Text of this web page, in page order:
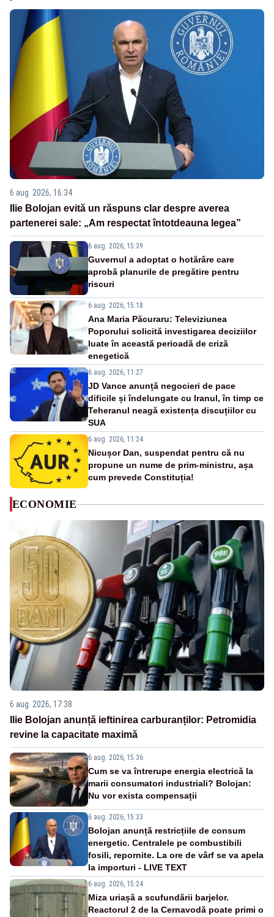
6 aug. 2026, 16:34
Ilie Bolojan evită un răspuns clar despre averea
partenerei sale: „Am respectat întotdeauna legea”
6 aug. 2026, 15:39
Guvernul a adoptat o hotărâre care
aprobă planurile de pregătire pentru
riscuri
6 aug. 2026, 15:18
Ana Maria Păcuraru: Televiziunea
Poporului solicită investigarea deciziilor
luate în această perioadă de criză
enegetică
6 aug. 2026, 11:27
JD Vance anunță negocieri de pace
dificile și îndelungate cu Iranul, în timp ce
Teheranul neagă existența discuțiilor cu
SUA
6 aug. 2026, 11:24
Nicușor Dan, suspendat pentru că nu
propune un nume de prim-ministru, așa
cum prevede Constituția!
ECONOMIE
6 aug. 2026, 17:38
Ilie Bolojan anunță ieftinirea carburanților: Petromidia
revine la capacitate maximă
6 aug. 2026, 15:36
Cum se va întrerupe energia electrică la
marii consumatori industriali? Bolojan:
Nu vor exista compensații
6 aug. 2026, 15:33
Bolojan anunță restricțiile de consum
energetic. Centralele pe combustibili
fosili, repornite. La ore de vârf se va apela
la importuri - LIVE TEXT
6 aug. 2026, 15:24
Miza uriașă a scufundării barjelor.
Reactorul 2 de la Cernavodă poate primi o